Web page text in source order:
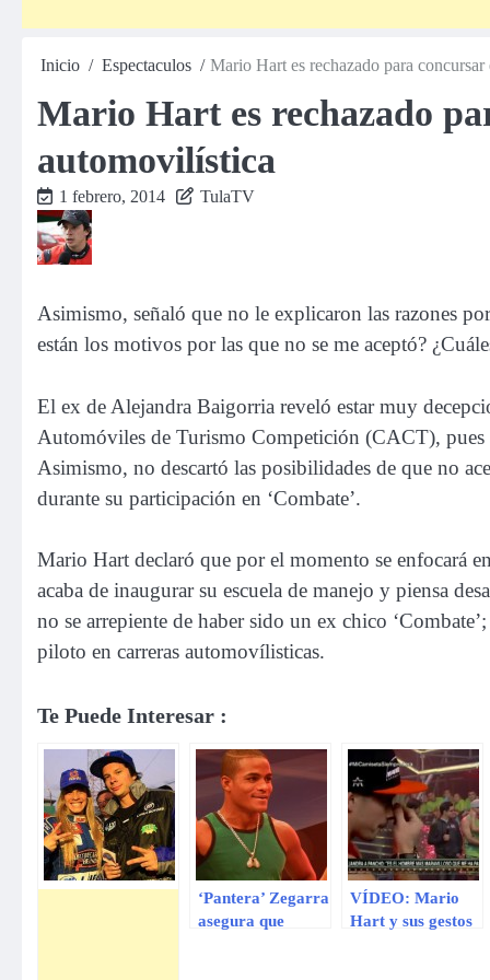
Inicio Espectaculos Mario Hart es rechazado para concursar
Mario Hart es rechazado
automovilística
1 febrero, 2014 TulaTV
Asimismo, señaló que no le explicaron las razones
están los motivos por las que no se me aceptó?
El ex de Alejandra Baigorria reveló estar muy
Automóviles de Turismo Competición (CACT), pues
Asimismo, no descartó las posibilidades de que no
durante su participación en ‘Combate’.
Mario Hart declaró que por el momento se enfocará
acaba de inaugurar su escuela de manejo y piensa
no se arrepiente de haber sido un ex chico
piloto en carreras automovílisticas.
Te Puede Interesar :
‘Pantera’ Zegarra
asegura que
VÍDEO: Mario
Hart y sus gestos